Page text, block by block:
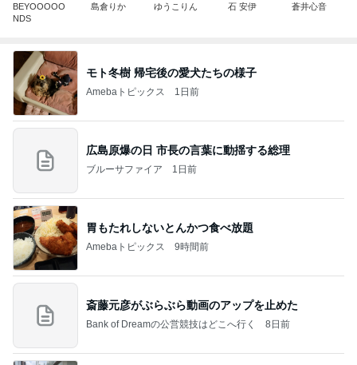
BEYOOOOO
NDS
島倉りか ゆうこりん 石 安伊 蒼井心音
モト冬樹 帰宅後の愛犬たちの様子
Amebaトピックス 1日前
広島原爆の日 市長の言葉に動揺する総理
ブルーサファイア 1日前
胃もたれしないとんかつ食べ放題
Amebaトピックス 9時間前
斎藤元彦がぶらぶら動画のアップを止めた
Bank of Dreamの公営競技はどこへ行く 8日前